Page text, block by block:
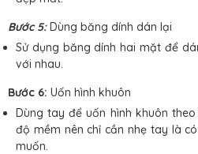
Bước 5:Dùng băng dính dán lại
Sử dụng băng dính hai mặt để
với nhau.
Bước 6: Uốn hình khuôn
Dùng tay để uốn hình khuôn
độ mềm nên chỉ cần nhẹ tay là
muốn.